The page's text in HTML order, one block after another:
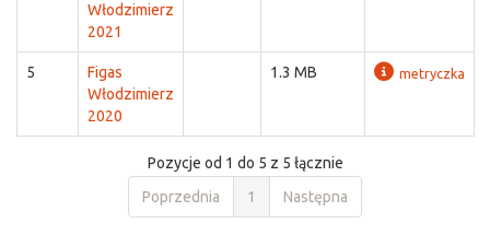
Włodzimierz
2021
5
Figas
Włodzimierz
2020
1.3 MB metryczka
Pozycje od 1 do 5 z 5 łącznie
Poprzednia
1 Następna